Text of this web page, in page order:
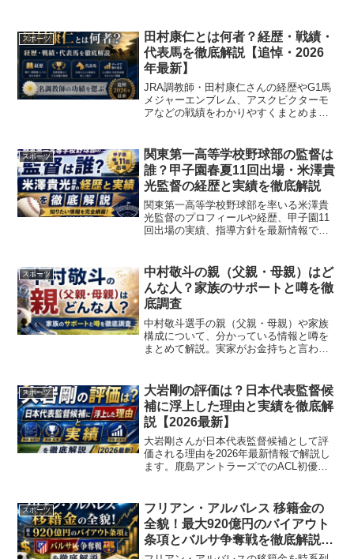
スポーツ
田村康仁とは何者？経歴・戦績・
代表馬を徹底解説【追悼・2026
年最新】
JRA調教師・田村康仁さんの経歴やG1馬
メジャーエンブレム、アスクビクターモ
アなどの戦績をわかりやすくまとめまし
スポーツ
関東第一高等学校野球部の監督は
誰？甲子園春夏11回出場・米澤貴
光監督の経歴と実績を徹底解説
関東第一高等学校野球部を率いる米澤貴
光監督のプロフィールや経歴、甲子園11
回出場の実績、指導方針を最新情報でわ
スポーツ
中村敬斗の親（父親・母親）はど
んな人？家族のサポートと噂を徹
底調査
中村敬斗選手の親（父親・母親）や家族
構成について、分かっている情報と噂を
まとめて解説。実家がお金持ちと言われ
スポーツ
大岩剛の評価は？日本代表監督候
補に浮上した理由と実績を徹底解
説【2026最新】
大岩剛さんが日本代表監督候補として評
価される理由を2026年最新情報で解説し
ます。鹿島アントラーズでのACL初優勝
やすく紹介します。
スポーツ
フリアン・アルバレス 移籍金の
全貌！最大920億円のバイアウト
条項とバルサ争奪戦を徹底解説
【2026年最新】